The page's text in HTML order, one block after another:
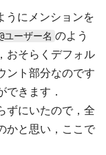
うにメンションを
ユーザー名 のよう
おそらくデフォル
ント部分なのです
きます．
ずにいたので，全
かと思い，ここで